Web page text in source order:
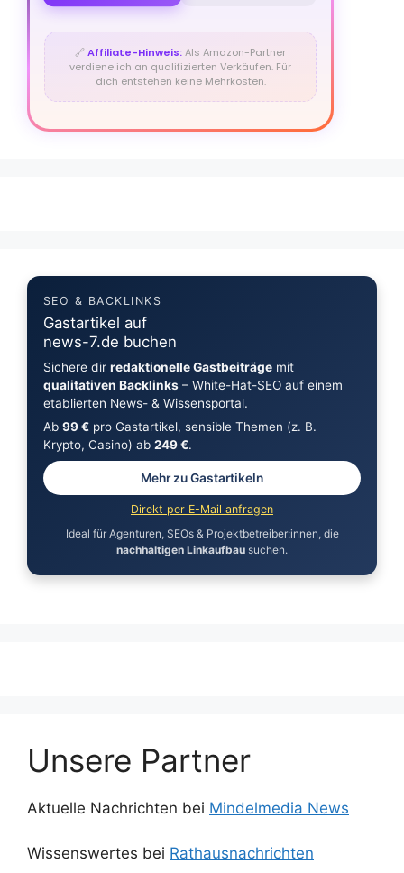
🔗Affiliate-Hinweis:Als Amazon-Partner
verdiene ich an qualifizierten Verkäufen. Für
dich entstehen keine Mehrkosten.
SEO & BACKLINKS
Gastartikel auf
news-7.de buchen
Sichere dir redaktionelle Gastbeiträgemit
qualitativen Backlinks– White-Hat-SEO auf einem
etablierten News- & Wissensportal.
Ab 99 €pro Gastartikel, sensible Themen (z. B.
Krypto, Casino) ab 249 €.
Mehr zu Gastartikeln
Direkt per E-Mail anfragen
Ideal für Agenturen, SEOs & Projektbetreiber:innen, die
nachhaltigen Linkaufbau suchen.
Unsere Partner
Aktuelle Nachrichten bei Mindelmedia News
Wissenswertes bei Rathausnachrichten